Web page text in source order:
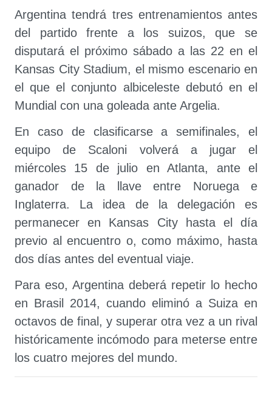
Argentina tendrá tres entrenamientos antes
del partido frente a los suizos, que se
disputará el próximo sábado a las 22 en el
Kansas City Stadium, el mismo escenario en
el que el conjunto albiceleste debutó en el
Mundial con una goleada ante Argelia.
En caso de clasificarse a semifinales, el
equipo de Scaloni volverá a jugar el
miércoles 15 de julio en Atlanta, ante el
ganador de la llave entre Noruega e
Inglaterra. La idea de la delegación es
permanecer en Kansas City hasta el día
previo al encuentro o, como máximo, hasta
dos días antes del eventual viaje.
Para eso, Argentina deberá repetir lo hecho
en Brasil 2014, cuando eliminó a Suiza en
octavos de final, y superar otra vez a un rival
históricamente incómodo para meterse entre
los cuatro mejores del mundo.